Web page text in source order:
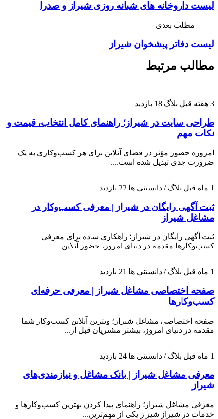
لیست داروخانه های شبانه روزی شیراز و صدرا
مطلب بعدی
لیست دفاتر پیشخوان شیراز
مطالب مرتبط
3 هفته قبل بلاگ 18 بازدید
طراحی سایت در شیراز؛ راهنمای کامل انتخاب، قیمت و
نکات مهم
امروزه حضور مؤثر در فضای آنلاین برای هر کسب‌وکاری به یک
ضرورت جدی تبدیل شده است....
1 ماه قبل بلاگ / دانستنی ها 22 بازدید
ثبت آگهی رایگان در شیراز | معرفی کسب‌وکار در
مشاغل شیراز
ثبت آگهی رایگان در شیراز؛ راهکاری ساده برای معرفی
کسب‌وکارها مقدمه در دنیای امروز، حضور آنلاین...
1 ماه قبل بلاگ / دانستنی ها 21 بازدید
صفحه اختصاصی مشاغل شیراز | معرفی حرفه‌ای
کسب‌وکارها
صفحه اختصاصی مشاغل شیراز؛ ویترین آنلاین کسب‌وکار شما
مقدمه در دنیای امروز، بیشتر مشتریان قبل از...
1 ماه قبل بلاگ / دانستنی ها 24 بازدید
معرفی مشاغل شیراز | بانک مشاغل و نیازمندی‌های
شیراز
معرفی مشاغل شیراز؛ راهنمای پیدا کردن بهترین کسب‌وکارها و
خدمات در شیراز شیراز یکی از مهم‌ترین...